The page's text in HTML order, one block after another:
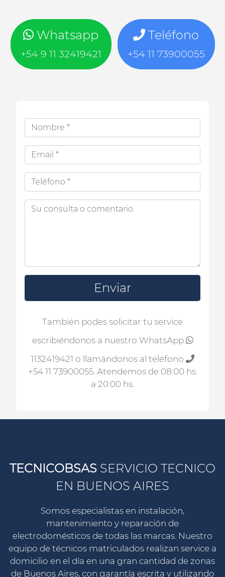
Whatsapp
+54 9 11 32419421
Teléfono
+54 11 73900055
Enviar
También podes solicitar tu service
escribiéndonos a nuestro WhatsApp
1132419421 o llamándonos al teléfono
+54 11 73900055. Atendemos de 08:00 hs.
a 20:00 hs.
TECNICOBSAS SERVICIO TECNICO
EN BUENOS AIRES
Somos especialistas en instalación,
mantenimiento y reparación de
electrodomésticos de todas las marcas. Nuestro
equipo de técnicos matriculados realizan service a
domicilio en el día en una gran cantidad de zonas
de Buenos Aires, con garantía escrita y utilizando